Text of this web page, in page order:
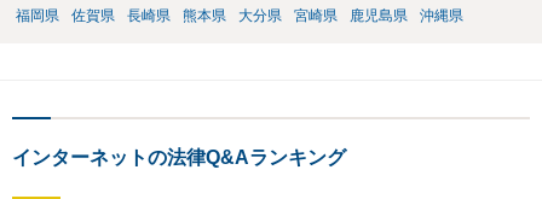
福岡県
佐賀県 長崎県 熊本県 大分県 宮崎県 鹿児島県 沖縄県
インターネットの法律Q&Aランキング